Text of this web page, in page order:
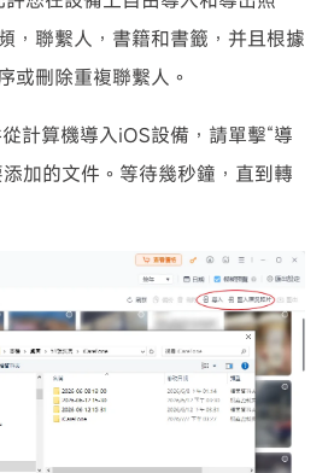
，聯繫人，書籍和書籤，并且根據
或刪除重複聯繫人。
計算機導入iOS設備，請單擊“導
加的文件。等待幾秒鐘，直到轉